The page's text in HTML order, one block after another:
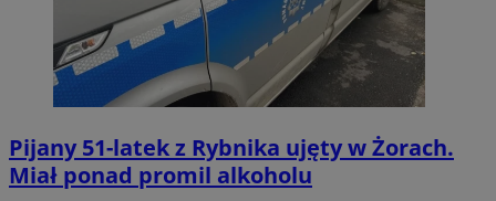
Pijany 51-latek z Rybnika ujęty w Żorach.
Miał ponad promil alkoholu